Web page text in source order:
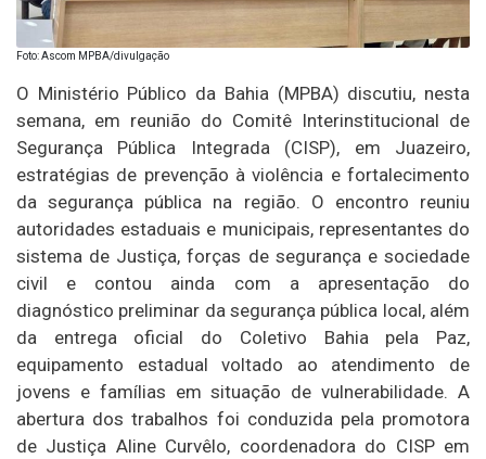
Foto: Ascom MPBA/divulgação
O Ministério Público da Bahia (MPBA) discutiu, nesta
semana, em reunião do Comitê Interinstitucional de
Segurança Pública Integrada (CISP), em Juazeiro,
estratégias de prevenção à violência e fortalecimento
da segurança pública na região. O encontro reuniu
autoridades estaduais e municipais, representantes do
sistema de Justiça, forças de segurança e sociedade
civil e contou ainda com a apresentação do
diagnóstico preliminar da segurança pública local, além
da entrega oficial do Coletivo Bahia pela Paz,
equipamento estadual voltado ao atendimento de
jovens e famílias em situação de vulnerabilidade. A
abertura dos trabalhos foi conduzida pela promotora
de Justiça Aline Curvêlo, coordenadora do CISP em